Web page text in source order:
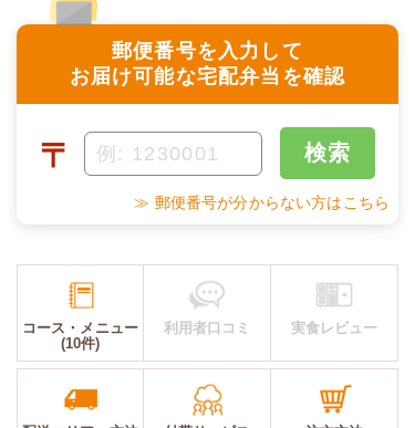
郵便番号を入力して
お届け可能な宅配弁当を確認
〒 検索
≫ 郵便番号が分からない方はこちら
コース・メニュー
(10件)
利用者口コミ 実食レビュー